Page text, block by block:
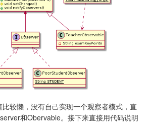
较懒，没有自己实现一个观察者模式，直
和Obervable。接下来直接用代码说明